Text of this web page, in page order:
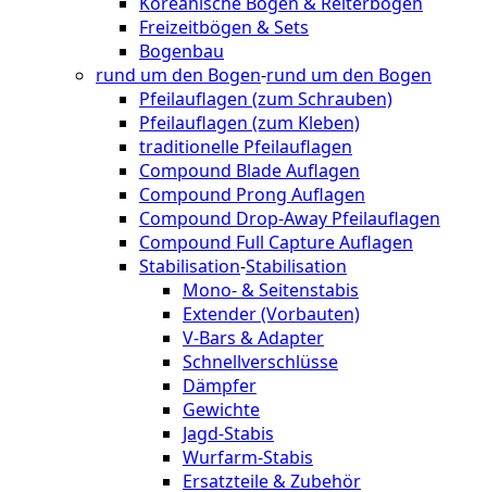
Freizeitbögen & Sets
Bogenbau
rund um den Bogen-rund um den Bogen
Pfeilauflagen (zum Schrauben)
Pfeilauflagen (zum Kleben)
traditionelle Pfeilauflagen
Compound Blade Auflagen
Compound Prong Auflagen
Compound Drop-Away Pfeilauflagen
Compound Full Capture Auflagen
Stabilisation-Stabilisation
Mono- & Seitenstabis
Extender (Vorbauten)
V-Bars & Adapter
Schnellverschlüsse
Dämpfer
Gewichte
Jagd-Stabis
Wurfarm-Stabis
Ersatzteile & Zubehör